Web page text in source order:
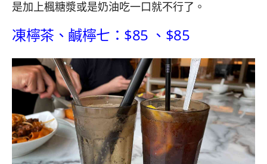
是加上楓糖漿或是奶油吃一口就不行了。
凍檸茶、鹹檸七：$85 、$85